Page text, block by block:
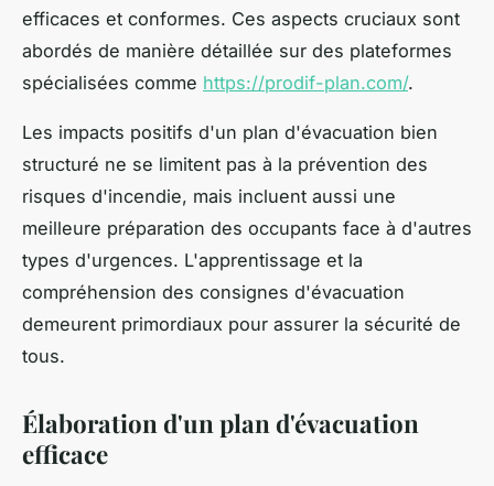
efficaces et conformes. Ces aspects cruciaux sont
abordés de manière détaillée sur des plateformes
spécialisées comme https://prodif-plan.com/.
Les impacts positifs d'un plan d'évacuation bien
structuré ne se limitent pas à la prévention des
risques d'incendie, mais incluent aussi une
meilleure préparation des occupants face à d'autres
types d'urgences. L'apprentissage et la
compréhension des consignes d'évacuation
demeurent primordiaux pour assurer la sécurité de
tous.
Élaboration d'un plan d'évacuation
efficace